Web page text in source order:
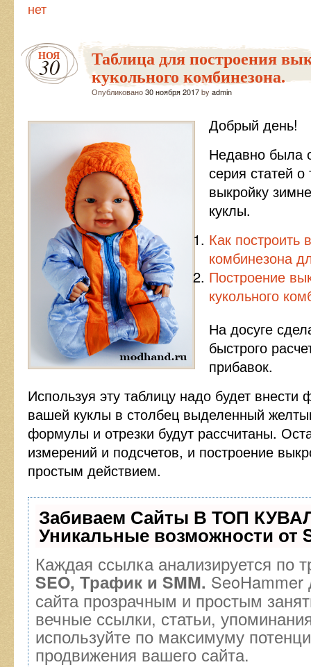
нет
НОЯ
30 Таблица для построения
кукольного комбинезона.
Опубликовано30 ноября 2017by admin
Добрый день!
Недавно была
серия статей о
выкройку
куклы.
Как построить
комбинезона
Построение
кукольного
На досуге
быстрого
прибавок.
Используя эту таблицу надо будет внести
вашей куклы в столбец выделенный
формулы и отрезки будут рассчитаны.
измерений и подсчетов, и построение
простым действием.
Забиваем Сайты В ТОП
Уникальные возможности от
Каждая ссылка анализируется по
SEO, Трафик и SMM. SeoHammer
сайта прозрачным и простым
вечные ссылки, статьи,
используйте по максимуму
продвижения вашего сайта.